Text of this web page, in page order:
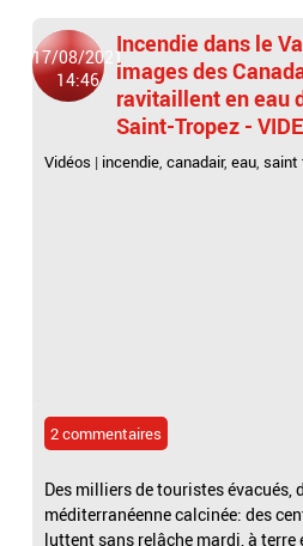
17/08/2021
14:46
Incendie dans le
images des
ravitaillent en eau
Saint-Tropez -
Vidéos | incendie,canadair,eau,saint
2 commentaires
Des milliers de touristes évacués,
méditerranéenne calcinée: des
luttent sans relâche mardi, à terre